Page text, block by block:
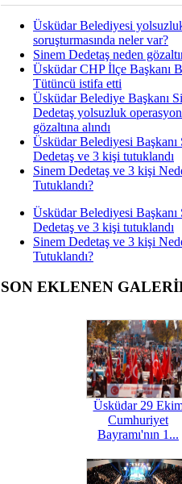
Üsküdar Belediyesi
soruşturmasında neler var?
Sinem Dedetaş neden
Üsküdar CHP İlçe Başkanı
Tütüncü istifa etti
Üsküdar Belediye Başkanı
Dedetaş yolsuzluk
gözaltına alındı
Üsküdar Belediyesi Başkanı
Dedetaş ve 3 kişi tutuklandı
Sinem Dedetaş ve 3 kişi
Tutuklandı?
Üsküdar Belediyesi Başkanı
Dedetaş ve 3 kişi tutuklandı
Sinem Dedetaş ve 3 kişi
Tutuklandı?
SON EKLENEN
Üsküdar 29
Cumhuriyet
Bayramı'nın 1...